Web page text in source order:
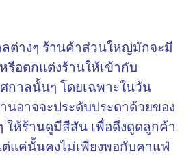
ต่างๆ ร้านค้าส่วนใหญ่มักจะมี
รือตกแต่งร้านให้เข้ากับ
กาลนั้นๆ โดยเฉพาะในวัน
นอาจจะประดับประดาด้วยของ
ให้ร้านดูมีสีสัน เพื่อดึงดูดลูกค้า
แค่นั้นคงไม่เพียงพอกับคาแฟ่